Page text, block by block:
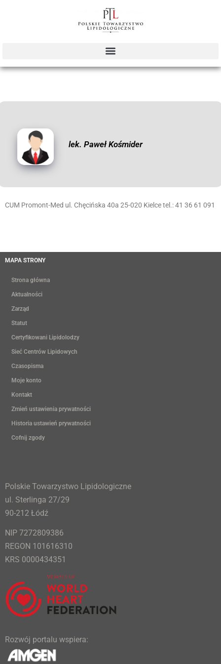
lek. Paweł Kośmider
CUM Promont-Med ul. Chęcińska 40a 25-020 Kielce tel.: 41 36 61 091
MAPA STRONY
Strona główna
Aktualności
Zarząd
Statut
Certyfikowani Lipidolodzy
Sieć Centrów Lipidowych
Czasopisma
Moje konto
Kontakt
Zmień ustawienia prywatności
Historia ustawień prywatności
Cofnij zgody
Polskie Towarzystwo Lipidologiczne
ul. Sterlinga 27/29
90-212 Łódź
NIP 7272809386
REGON 101616310
KRS 0000434351
Rozwój portalu wspiera: